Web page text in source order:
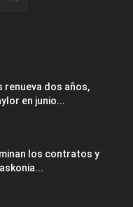
renueva dos años,
en junio...
los contratos y